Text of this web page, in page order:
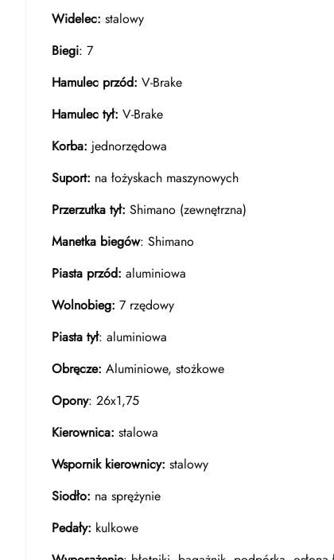
Widelec: stalowy
Biegi: 7
Hamulec przód: V-Brake
Hamulec tył: V-Brake
Korba: jednorzędowa
Suport: na łożyskach maszynowych
Przerzutka tył: Shimano (zewnętrzna)
Manetka biegów: Shimano
Piasta przód: aluminiowa
Wolnobieg: 7 rzędowy
Piasta tył: aluminiowa
Obręcze: Aluminiowe, stożkowe
Opony: 26x1,75
Kierownica: stalowa
Wspornik kierownicy: stalowy
Siodło: na sprężynie
Pedały: kulkowe